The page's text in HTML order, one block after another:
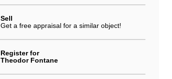
Sell
Get a free appraisal for a similar object!
Register for
Theodor Fontane